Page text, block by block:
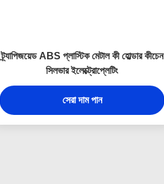
ট্র্যাপিজয়েড ABS প্লাস্টিক মেটাল কী হোল্ডার কীচেন
সিলভার ইলেক্ট্রোপ্লেটিং
সেরা দাম পান